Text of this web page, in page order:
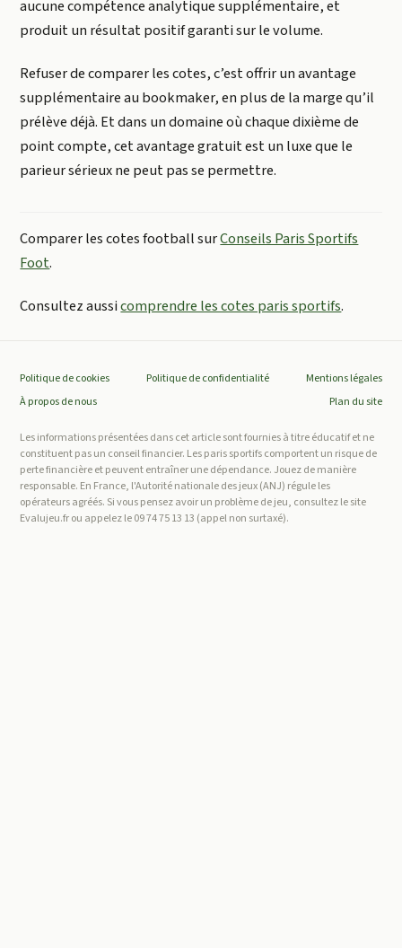
aucune compétence analytique supplémentaire, et
produit un résultat positif garanti sur le volume.
Refuser de comparer les cotes, c’est offrir un avantage
supplémentaire au bookmaker, en plus de la marge qu’il
prélève déjà. Et dans un domaine où chaque dixième de
point compte, cet avantage gratuit est un luxe que le
parieur sérieux ne peut pas se permettre.
Comparer les cotes football surConseils Paris Sportifs
Foot.
Consultez aussicomprendre les cotes paris sportifs.
Politique de cookies Politique de confidentialité
Mentions légales
À propos de nous
Plan du site
Les informations présentées dans cet article sont fournies à titre éducatif et ne
constituent pas un conseil financier. Les paris sportifs comportent un risque de
perte financière et peuvent entraîner une dépendance. Jouez de manière
responsable. En France, l'Autorité nationale des jeux (ANJ) régule les
opérateurs agréés. Si vous pensez avoir un problème de jeu, consultez le site
Evalujeu.fr ou appelez le 09 74 75 13 13 (appel non surtaxé).